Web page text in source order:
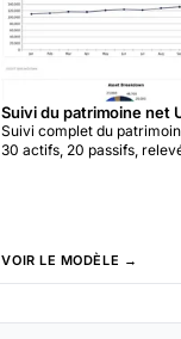
Suivi du patrimoine net
Suivi complet du
30 actifs, 20 passifs,
VOIR LE MODÈLE →